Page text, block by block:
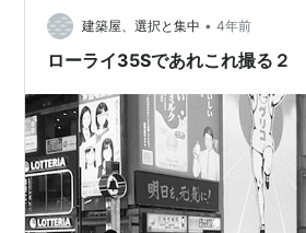
建築屋、選択と集中 • 4年前
ローライ35Sであれこれ撮る２